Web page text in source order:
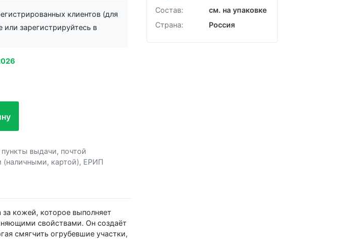
Забыли пароль?
клиентов (для
или зарегистрируйтесь в
пункты выдачи, почтой
(наличными, картой), ЕРИП
Состав:
см. на упаковке
Страна:
Россия
кожей, которое выполняет
смягчить огрубевшие участки,